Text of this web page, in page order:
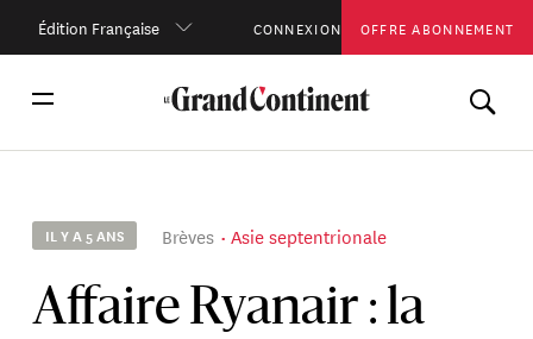
Édition Française CONNEXION OFFRE ABONNEMENT
IL Y A 5 ANS Brèves Asie septentrionale
Affaire Ryanair : la